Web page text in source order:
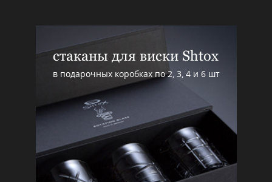
стаканы для виски Shtox
в подарочных коробках по 2, 3, 4 и 6 шт